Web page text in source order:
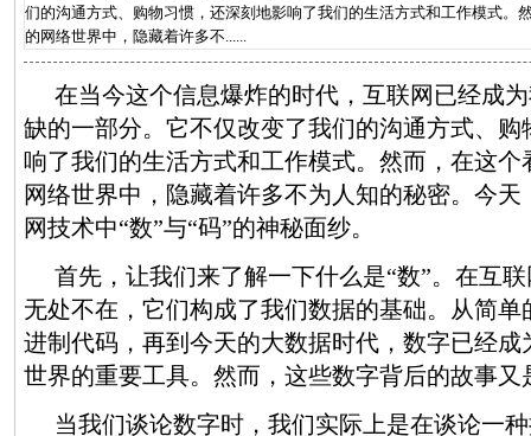
们的沟通方式、购物习惯，还深刻地影响了我们的生活方式和工作模式。
的网络世界中，隐藏着许多不......
在当今这个信息爆炸的时代，互联网已经成
缺的一部分。它不仅改变了我们的沟通方式、购
响了我们的生活方式和工作模式。然而，在这
网络世界中，隐藏着许多不为人知的秘密。今
网技术中“数”与“码”的神秘面纱。
首先，让我们来了解一下什么是“数”。在互
无处不在，它们构成了我们数据的基础。从简单
进制代码，再到今天的大数据时代，数字已经成
世界的重要工具。然而，这些数字背后的故事又
当我们谈论数字时，我们实际上是在谈论一